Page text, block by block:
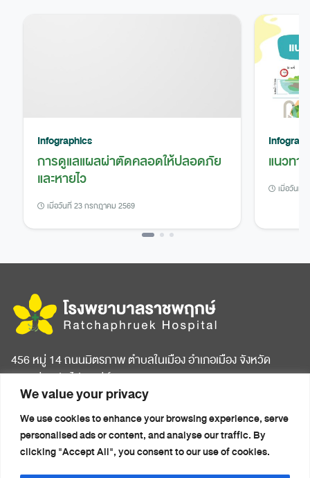
We value your privacy
We use cookies to enhance your browsing experience, serve
personalised ads or content, and analyse our traffic. By
clicking "Accept All", you consent to our use of cookies.
Infographics
การดูแลแผลผ่าตัดคลอดให้ปลอดภัย
และหายไว
เมื่อวันที่ 23 กรกฎาคม 2569
แนวทา
เมื่อวันที่
456 หมู่ 14 ถนนมิตรภาพ ตำบลในเมือง อำเภอเมือง จังหวัด
ขอนแก่น รหัสไปรษณีย์ 40000
หน้าแรก
เกี่ยวกับโรงพยาบาล
ห้องพักผู้ป่วย
บทความสุขภาพ
ข่าวประชาสัมพันธ์
ติดต่อเรา